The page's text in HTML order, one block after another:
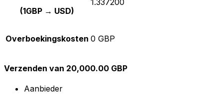
(1GBP → USD)
Overboekingskosten 0 GBP
Verzenden van 20,000.00 GBP
Aanbieder